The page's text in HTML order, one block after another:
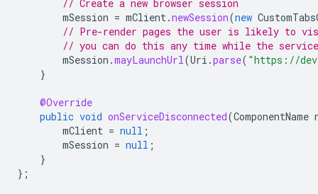
// Create a new browser session
mSession = mClient.newSession(new
// Pre-render pages the user is likely to
// you can do this any time while the
mSession .mayLaunchUrl(Uri .parse( "https://
}
@Override
public void onServiceDisconnected(ComponentName
mClient = null ;
mSession = null ;
}
};